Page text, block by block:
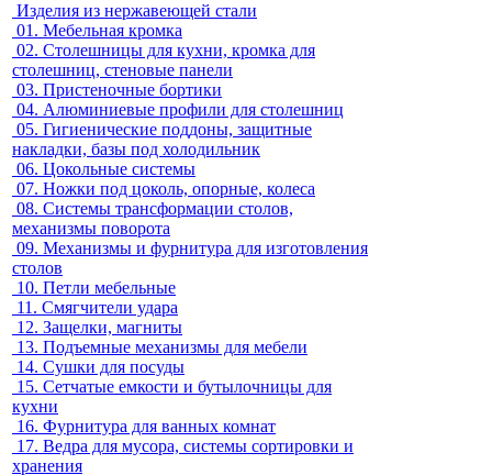
Изделия из нержавеющей стали
01. Мебельная кромка
02. Столешницы для кухни, кромка для
столешниц, стеновые панели
03. Пристеночные бортики
04. Алюминиевые профили для столешниц
05. Гигиенические поддоны, защитные
накладки, базы под холодильник
06. Цокольные системы
07. Ножки под цоколь, опорные, колеса
08. Системы трансформации столов,
механизмы поворота
09. Механизмы и фурнитура для изготовления
столов
10. Петли мебельные
11. Смягчители удара
12. Защелки, магниты
13. Подъемные механизмы для мебели
14. Сушки для посуды
15. Сетчатые емкости и бутылочницы для
кухни
16. Фурнитура для ванных комнат
17. Ведра для мусора, системы сортировки и
хранения